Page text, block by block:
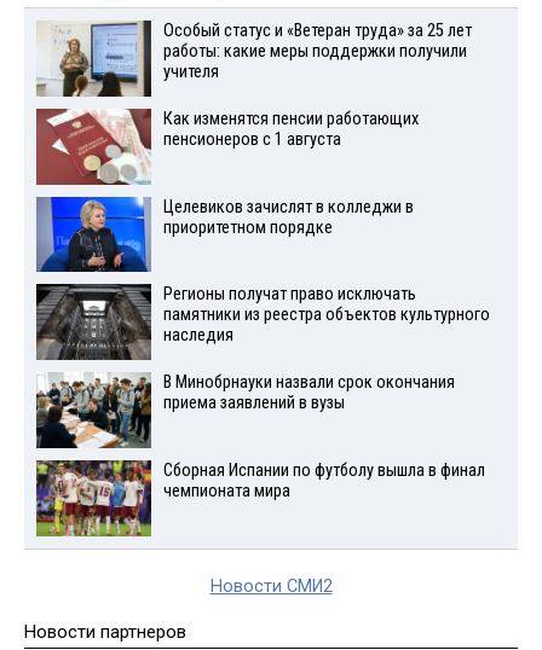
Особый статус и «Ветеран труда» за 25 лет
работы: какие меры поддержки получили
учителя
Как изменятся пенсии работающих
пенсионеров с 1 августа
Целевиков зачислят в колледжи в
приоритетном порядке
Регионы получат право исключать
памятники из реестра объектов культурного
наследия
В Минобрнауки назвали срок окончания
приема заявлений в вузы
Сборная Испании по футболу вышла в финал
чемпионата мира
Новости СМИ2
Новости партнеров